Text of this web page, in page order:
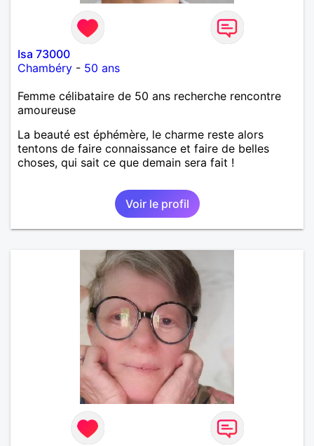
Isa 73000
Chambéry - 50 ans
Femme célibataire de 50 ans recherche rencontre
amoureuse
La beauté est éphémère, le charme reste alors
tentons de faire connaissance et faire de belles
choses, qui sait ce que demain sera fait !
Voir le profil